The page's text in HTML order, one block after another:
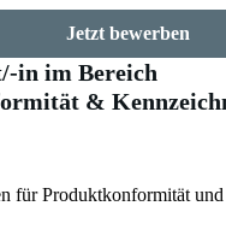
Jetzt bewerben
in im Bereich
&
für Produktkonformität